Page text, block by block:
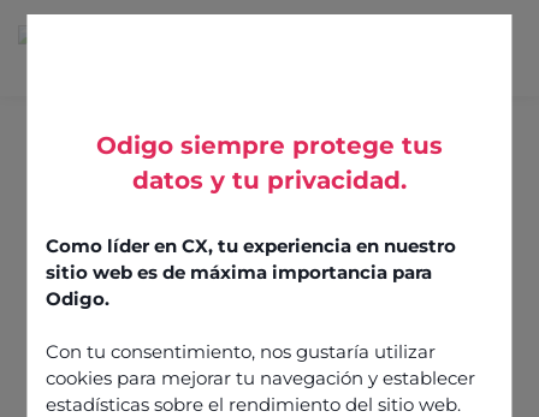
Odigo siempre protege tus
datos y tu privacidad.
Como líder en CX, tu experiencia en nuestro
sitio web es de máxima importancia para
Odigo.
Con tu consentimiento, nos gustaría utilizar
cookies para mejorar tu navegación y establecer
estadísticas sobre el rendimiento del sitio web.
Tous
Guides et
conseils
Tendances
marché &
analyses